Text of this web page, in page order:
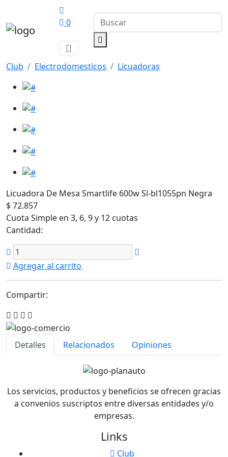
0
Club Electrodomesticos Licuadoras
Licuadora De Mesa Smartlife 600w Sl-bl1055pn Negra
$ 72.857
Cuota Simple en 3, 6, 9 y 12 cuotas
Cantidad:
Agregar al carrito
Compartir:
Detalles Relacionados Opiniones
Los servicios, productos y beneficios se ofrecen gracias
a convenios suscriptos entre diversas entidades y/o
empresas.
Links
Club